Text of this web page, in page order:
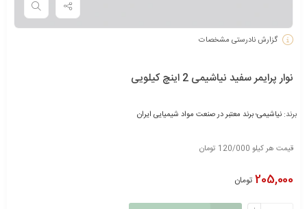
گزارش نادرستی مشخصات
نوار پرایمر سفید نیاشیمی 2 اینچ کیلویی
برند: نیاشیمی؛ برند معتبر در صنعت مواد شیمیایی ایران
قیمت هر کیلو 120/000 تومان
205,000 تومان